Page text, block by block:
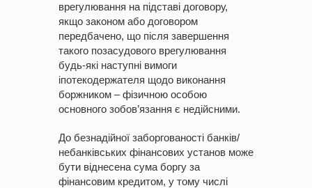
врегулювання на підставі договору,
якщо законом або договором
передбачено, що після завершення
такого позасудового врегулювання
будь-які наступні вимоги
іпотекодержателя щодо виконання
боржником – фізичною особою
основного зобов’язання є недійсними.
До безнадійної заборгованості банків/
небанківських фінансових установ може
бути віднесена сума боргу за
фінансовим кредитом, у тому числі